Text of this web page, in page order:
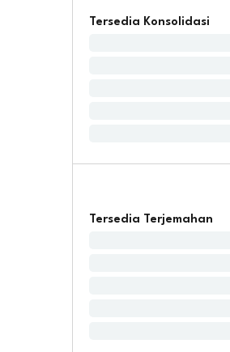
Tersedia Konsolidasi
Tersedia Terjemahan